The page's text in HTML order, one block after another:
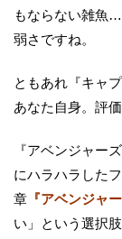
もならない雑魚
弱さですね。
ともあれ『キャ
あなた自身。評
『アベンジャー
にハラハラした
章 『アベンジャ
い」という選択